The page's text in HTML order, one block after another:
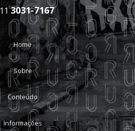
113031-7167
Home
Sobre
Conteúdo
Informações